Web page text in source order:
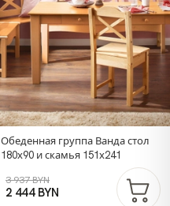
Обеденная группа Ванда стол
180х90 и скамья 151х241
3 937 BYN
2 444 BYN